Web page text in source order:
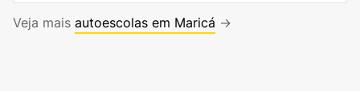
Veja mais autoescolas em Maricá →